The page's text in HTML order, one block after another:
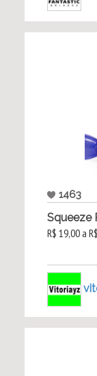
1463
Squeeze
R$ 19,00 a